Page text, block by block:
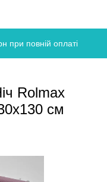
при повній оплаті
Rolmax
см